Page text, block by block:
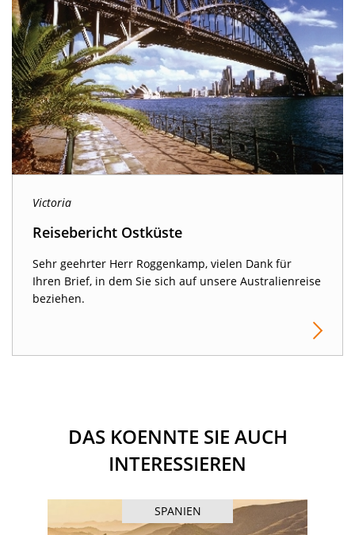
Victoria
Reisebericht Ostküste
Sehr geehrter Herr Roggenkamp, vielen Dank für
Ihren Brief, in dem Sie sich auf unsere Australienreise
beziehen.
DAS KOENNTE SIE AUCH
INTERESSIEREN
SPANIEN